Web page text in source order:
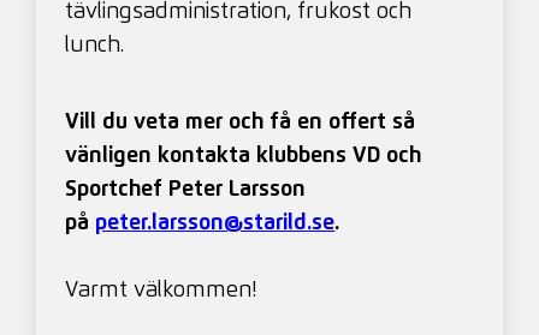
tävlingsadministration, frukost och
lunch.
Vill du veta mer och få en offert så
vänligen kontakta klubbens VD och
Sportchef Peter Larsson
på peter.larsson@starild.se.
Varmt välkommen!